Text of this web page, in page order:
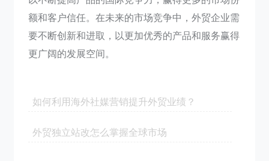
额和客户信任。在未来的市场竞争中，外贸企业需
要不断创新和进取，以更加优秀的产品和服务赢得
更广阔的发展空间。
如何利用海外社媒营销提升外贸业绩？
外贸独立站改怎么掌握全球市场